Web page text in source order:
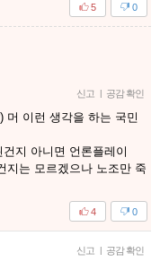
0
5
신고 | 공감 확인
머 이런 생각을 하는 국민
지 아니면 언론플레이
지는 모르겠으나 노조만 죽
0
4
신고 | 공감 확인